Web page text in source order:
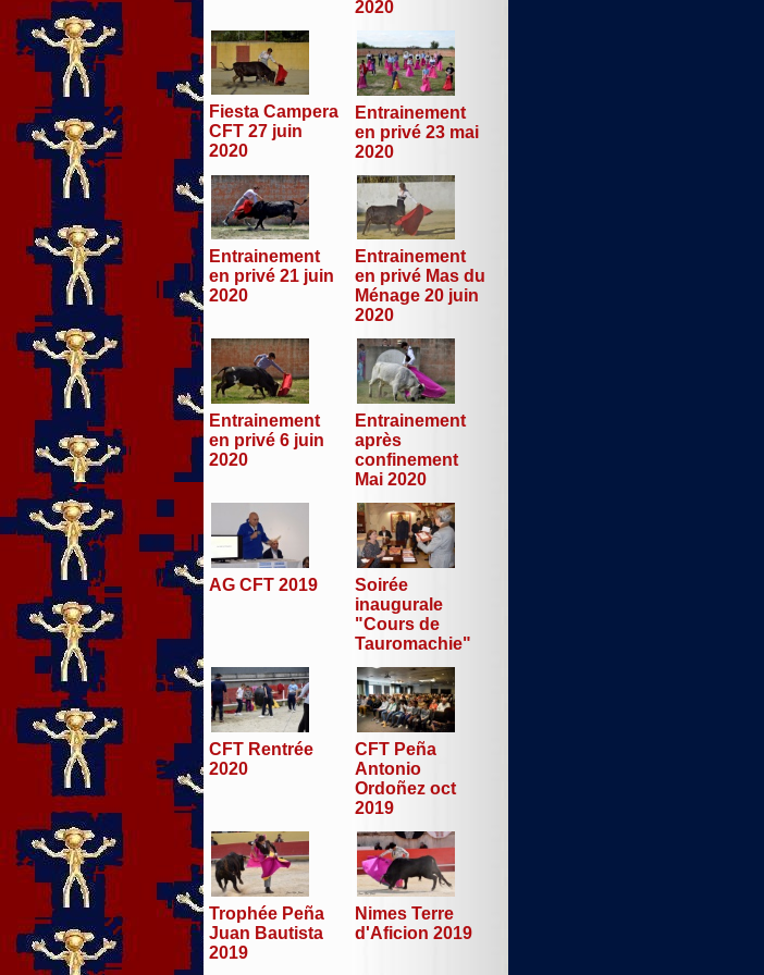
2020
Fiesta Campera
CFT 27 juin
2020
Entrainement
en privé 23 mai
2020
Entrainement
en privé 21 juin
2020
Entrainement
en privé Mas du
Ménage 20 juin
2020
Entrainement
en privé 6 juin
2020
Entrainement
après
confinement
Mai 2020
AG CFT 2019
Soirée
inaugurale
"Cours de
Tauromachie"
CFT Rentrée
2020
CFT Peña
Antonio
Ordoñez oct
2019
Trophée Peña
Juan Bautista
2019
Nimes Terre
d'Aficion 2019